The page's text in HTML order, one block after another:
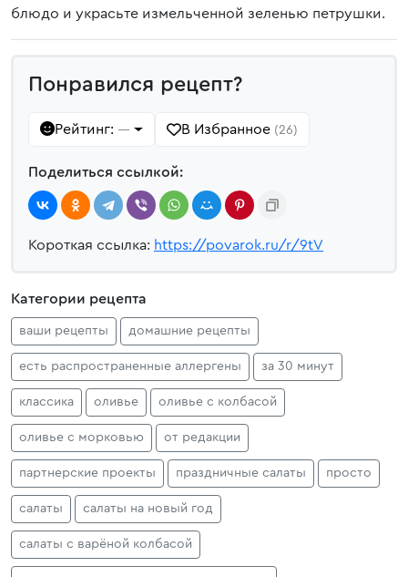
блюдо и украсьте измельченной зеленью петрушки.
Понравился рецепт?
Рейтинг: — В Избранное (26)
Поделиться ссылкой:
Короткая ссылка: https://povarok.ru/r/9tV
Категории рецепта
ваши рецепты домашние рецепты
есть распространенные аллергены за 30 минут
классика оливье оливье с колбасой
оливье с морковью от редакции
партнерские проекты праздничные салаты просто
салаты салаты на новый год
салаты с варёной колбасой